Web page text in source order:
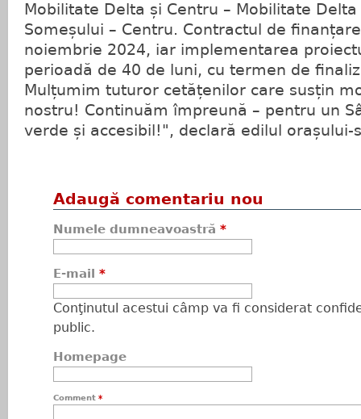
Mobilitate Delta și Centru – Mobilitate Delta
Someșului – Centru. Contractul de
noiembrie 2024, iar implementarea
perioadă de 40 de luni, cu termen de
Mulțumim tuturor cetățenilor care susțin
nostru! Continuăm împreună – pentru un
verde și accesibil!", declară edilul orașului-
Adaugă comentariu nou
Numele dumneavoastră *
E-mail *
Conţinutul acestui câmp va fi considerat
public.
Homepage
Comment *